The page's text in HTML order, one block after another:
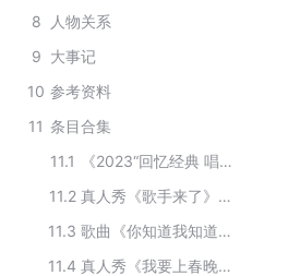
8
人物关系
9 大事记
10 参考资料
11 条目合集
11.1
《2023“回忆经典 唱响三亚”群星璀璨演唱会》主要演员
11.2
真人秀《歌手来了》的主要演职员
11.3
歌曲《你知道我知道》的创作人员
11.4
真人秀《我要上春晚2012》的主要演员